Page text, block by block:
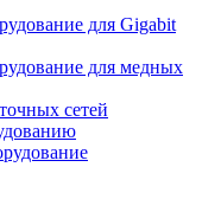
для Gigabit
для медных
сетей